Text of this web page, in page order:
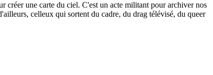
créer une carte du ciel. C'est un acte militant pour archiver nos
celleux qui sortent du cadre, du drag télévisé, du queer